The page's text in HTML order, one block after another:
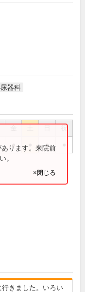
器科
祝
● ●
ります。来院前
。
×閉じる
きました。いろい